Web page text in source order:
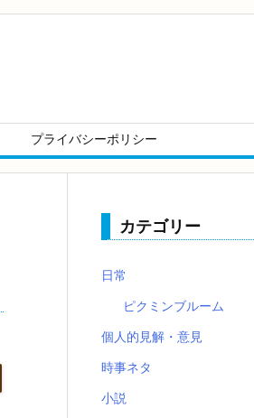
プライバシーポリシー
カテゴリー
日常
ピクミンブルーム
個人的見解・意見
時事ネタ
小説